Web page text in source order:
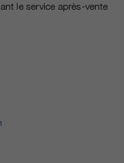
le service après-vente